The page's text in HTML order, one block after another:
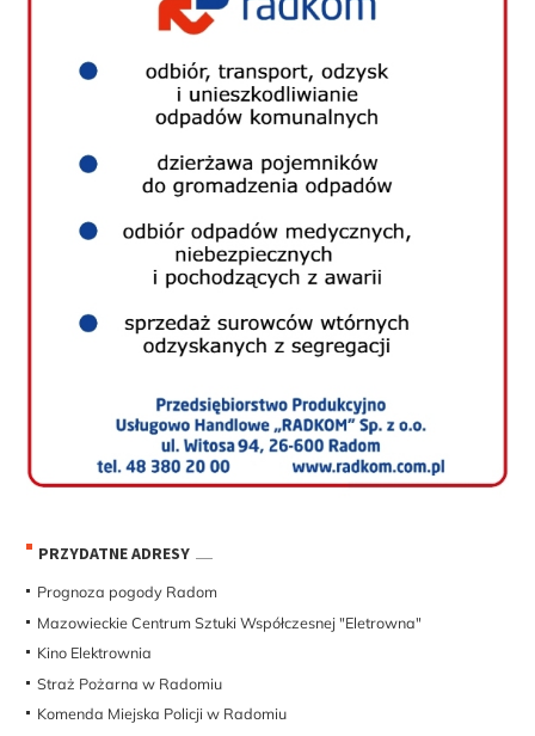
PRZYDATNE ADRESY
Prognoza pogody Radom
Mazowieckie Centrum Sztuki Współczesnej "Eletrowna"
Kino Elektrownia
Straż Pożarna w Radomiu
Komenda Miejska Policji w Radomiu